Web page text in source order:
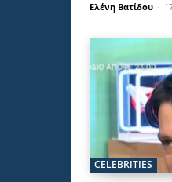
Ελένη Βατίδου -
CELEBRITIES